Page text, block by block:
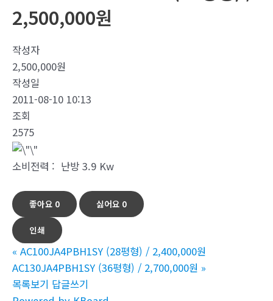
2,500,000원
작성자
2,500,000원
작성일
2011-08-10 10:13
조회
2575
소비전력 : 난방 3.9 Kw
좋아요 0 싫어요 0
인쇄
« AC100JA4PBH1SY (28평형) / 2,400,000원
AC130JA4PBH1SY (36평형) / 2,700,000원 »
목록보기 답글쓰기